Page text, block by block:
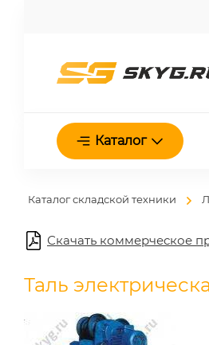
Каталог
Каталог складской техники
Скачать коммерческое
Таль